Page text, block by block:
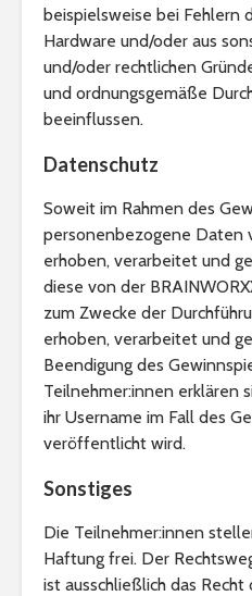
beispielsweise bei Fehlern
Hardware und/oder aus
und/oder rechtlichen
und ordnungsgemäße
beeinflussen.
Datenschutz
Soweit im Rahmen des
personenbezogene Daten
erhoben, verarbeitet und
diese von der
zum Zwecke der
erhoben, verarbeitet und
Beendigung des
Teilnehmer:innen erklären
ihr Username im Fall des
veröffentlicht wird.
Sonstiges
Die Teilnehmer:innen
Haftung frei. Der
ist ausschließlich das